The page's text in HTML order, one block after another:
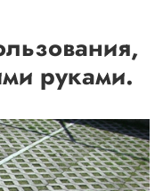
руками.